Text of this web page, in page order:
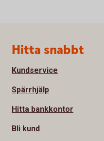
Sidfot
Hitta snabbt
Kundservice
Spärrhjälp
Hitta bankkontor
Bli kund